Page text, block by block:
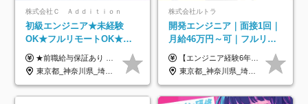
株式会社Ｃ Ａｄｄｉｔｉｏｎ
初級エンジニア★未経験
OK★フルリモートOK★月
給32万円～★残業月10h＆
年休120日以上★副業可
★前職給与保証あり ★月給32万円以上＋インセンティブあり 月給32万円以上＋インセンティブ＋各種手当 ※上記には固定残業代（月30時間・44,400円～）を含みます ※超過分は別途支給します ※試用期間はございません ★＼成果＝あなたの収入／★ 【1】案件単価ー8万円＝あなたの給与 参画したプロジェクトの案件単価から 一律8万円引いた金額があなたの給与です！ （月給例） ■1人称での構築・小規模な詳細設計 案件単価55万円ー8万円＝月給47万円（還元率85.5%） ■大型案件の設計・構築やプロジェクト管理 案件単価90万円ー8万円＝月給82万円（還元率91.1%） ‥‥‥‥‥‥‥‥‥‥‥‥‥‥‥‥‥‥ 【2】月給の他にも豊富なインセンティブあり 全員が月3～13万円のインセンティブをゲットしています！ ≪インセンティブ制度≫ 稼働している現場で増員・交代が発生し、 当社の人員を配属が決定した際に支給。 ◇C Addition正社員が参画 ：実粗利の10%／毎月 ◇協力会社所属の社員が参画：実粗利の30%／毎月 ≪リファラル制度≫ あなたの知り合いが当社のメンバーになった際に、 毎月1人あたり2万円支給します◎ ‥‥‥‥‥‥‥‥‥‥‥‥‥‥‥‥‥‥
東京都_神奈川県_埼玉県_千葉県_大阪府_愛知県_北海道_青森県_岩手県_宮城県_秋田県_山形県_福島県_茨城県_栃木県_群馬県_新潟県_山梨県_長野県_富山県_石川県_福井県_静岡県_岐阜県_三重県_兵庫県_京都府_滋賀県_奈良県_和歌山県_広島県_岡山県_鳥取県_島根県_山口県_徳島県_香川県_愛媛県_高知県_福岡県_熊本県_佐賀県_長崎県_大分県_宮崎県_鹿児島県_沖縄県
株式会社ルトラ
開発エンジニア｜面接1回｜
月給46万円～可｜フルリモ
ートも可｜案件選択制｜定
着率96％以上｜副業OK｜住
宅手当
【エンジニア経験6年以上の方】 月給46万円～100万円（固定残業代含む） ※上記月給には月30時間分の固定残業代（月8万7,400円～月19万円）を含む。超過分は全額支給。 【エンジニア経験4年以上の方】 月給42万円～100万円（固定残業代含む） ※上記月給には月30時間分の固定残業代（月7万9,800円～月19万円）を含む。超過分は全額支給。 【エンジニア経験4年未満の方】 月給38万円～100万円（固定残業代含む） ※上記月給には月30時間分の固定残業代（月7万2,200円～月19万円）を含む。超過分は全額支給。 ※経験、スキル、前職給与などを踏まえて決定。 ◆ルトラの給与制度のポイント！◆ ・社員の95%が入社時に年収UP！最高で300万円UPの実績も ・平均還元率86.3%（交通費・住宅手当・会社負担分の社保も含む） ・人柄やポテンシャルを評価し、スキル以上の希望年収を提示することも ・退職金制度やリファラル手当（平均50万円）あり
東京都_神奈川県_埼玉県_千葉県_大阪府_愛知県_北海道_青森県_岩手県_宮城県_秋田県_山形県_福島県_茨城県_栃木県_群馬県_新潟県_山梨県_長野県_富山県_石川県_福井県_静岡県_岐阜県_三重県_兵庫県_京都府_滋賀県_奈良県_和歌山県_広島県_岡山県_鳥取県_島根県_山口県_徳島県_香川県_愛媛県_高知県_福岡県_熊本県_佐賀県_長崎県_大分県_宮崎県_鹿児島県_沖縄県